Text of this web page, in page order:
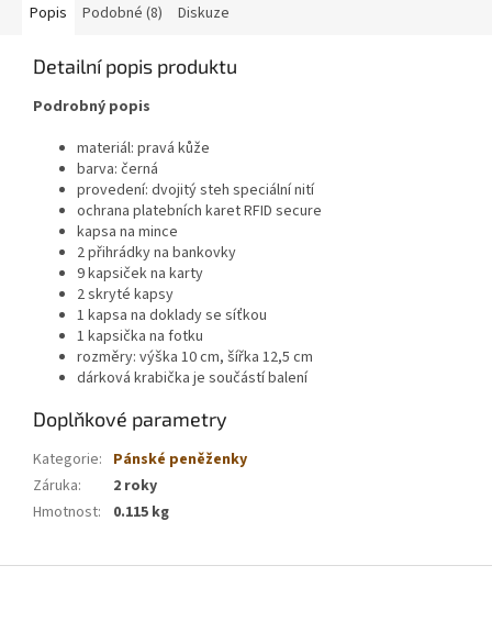
Popis Podobné (8) Diskuze
Detailní popis produktu
Podrobný popis
materiál: pravá kůže
barva: černá
provedení: dvojitý steh speciální nití
ochrana platebních karet RFID secure
kapsa na mince
2 přihrádky na bankovky
9 kapsiček na karty
2 skryté kapsy
1 kapsa na doklady se síťkou
1 kapsička na fotku
rozměry: výška 10 cm, šířka 12,5 cm
dárková krabička je součástí balení
Doplňkové parametry
Kategorie: Pánské peněženky
Záruka:
2 roky
Hmotnost: 0.115 kg